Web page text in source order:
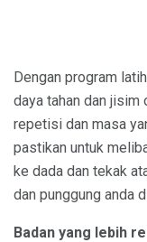
Dengan program
daya tahan dan jisim
repetisi dan masa
pastikan untuk
ke dada dan tekak
dan punggung anda
Badan yang lebih